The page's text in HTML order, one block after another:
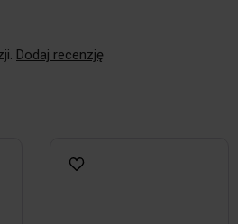
Dodaj recenzję